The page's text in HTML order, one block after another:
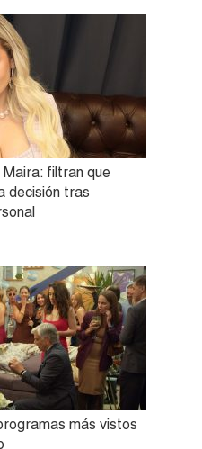
filtran que
decisión tras
más vistos